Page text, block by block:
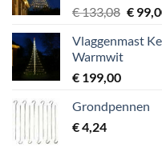
€133,08
was:
€
Vlaggenmast
Warmwit
€ 199,00
Grondpennen
€4,24